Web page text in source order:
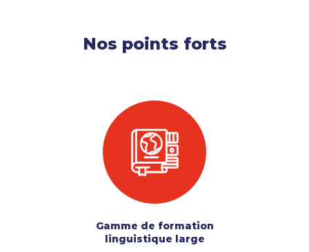
Nos points forts
Gamme de formation
linguistique large